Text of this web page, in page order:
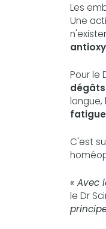
Les
Une
Pour le
longue,
C'est
« Avec
le Dr